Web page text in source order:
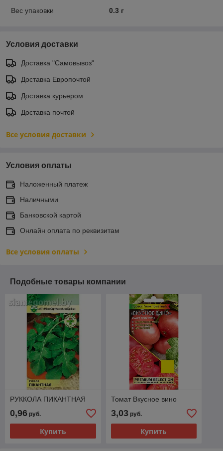
Вес упаковки
0.3 г
Условия доставки
Доставка "Самовывоз"
Доставка Европочтой
Доставка курьером
Доставка почтой
Все условия доставки
Условия оплаты
Наложенный платеж
Наличными
Банковской картой
Онлайн оплата по реквизитам
Все условия оплаты
Подобные товары компании
РУККОЛА ПИКАНТНАЯ
0,96 руб.
Купить
Томат Вкусное вино
3,03руб.
Купить